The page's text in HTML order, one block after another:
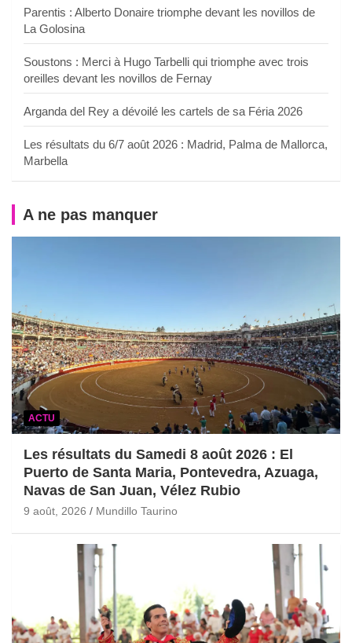
Parentis : Alberto Donaire triomphe devant les novillos de
La Golosina
Soustons : Merci à Hugo Tarbelli qui triomphe avec trois
oreilles devant les novillos de Fernay
Arganda del Rey a dévoilé les cartels de sa Féria 2026
Les résultats du 6/7 août 2026 : Madrid, Palma de Mallorca,
Marbella
A ne pas manquer
ACTU
Les résultats du Samedi 8 août 2026 : El
Puerto de Santa Maria, Pontevedra, Azuaga,
Navas de San Juan, Vélez Rubio
9 août, 2026 Mundillo Taurino